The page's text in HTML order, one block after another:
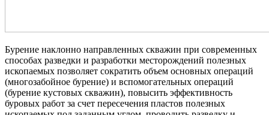
Бурение наклонно направленных скважин при современных
способах разведки и разработки месторождений полезных
ископаемых позволяет сократить объем основных операций
(многозабойное бурение) и вспомогательных операций
(бурение кустовых скважин), повысить эффективность
буровых работ за счет пересечения пластов полезных